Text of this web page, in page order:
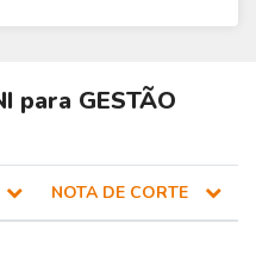
para GESTÃO
NOTA DE CORTE